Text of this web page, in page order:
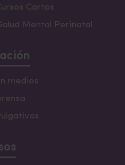
Cortos
Mental Perinatal
medios